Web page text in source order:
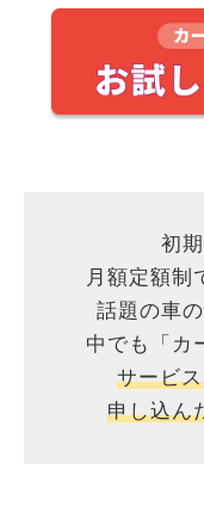
初
月額定額制
話題の車
中でも「カ
サービ
申し込ん